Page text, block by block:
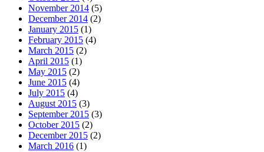
November 2014 (5)
December 2014 (2)
January 2015 (1)
February 2015 (4)
March 2015 (2)
April 2015 (1)
May 2015 (2)
June 2015 (4)
July 2015 (4)
August 2015 (3)
September 2015 (3)
October 2015 (2)
December 2015 (2)
March 2016 (1)